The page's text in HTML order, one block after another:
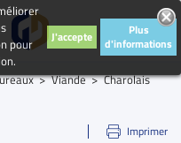
Viande
Charolais
Imprimer
pour
J'accepte
Plus
d'informations